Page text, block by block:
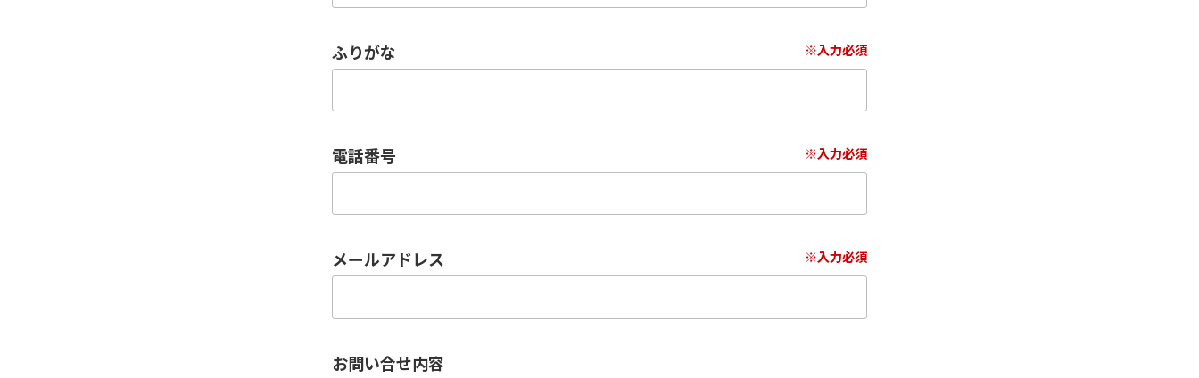
ふりがな ※入力必須
電話番号 ※入力必須
メールアドレス ※入力必須
お問い合せ内容